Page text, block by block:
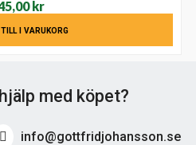
kr
TILL I VARUKORG
med köpet?
info@gottfridjohansson.se